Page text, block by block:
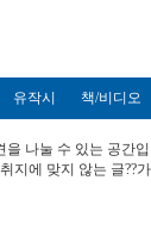
유작시 책/비디오
을 나눌 수 있는 공간
지에 맞지 않는 글??